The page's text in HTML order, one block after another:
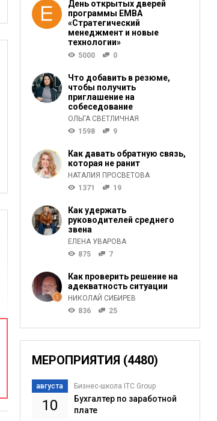
День открытых дверей
программы ЕМВА
«Стратегический
менеджмент и новые
технологии»
5000 0
Что добавить в резюме,
чтобы получить
приглашение на
собеседование
ОЛЬГА СВЕТЛИЧНАЯ
1598
9
Как давать обратную связь,
которая не ранит
НАТАЛИЯ ПРОСВЕТОВА
1371
19
Как удержать
руководителей среднего
звена
ЕЛЕНА УВАРОВА
875
7
Как проверить решение на
адекватность ситуации
НИКОЛАЙ СИБИРЕВ
836
25
МЕРОПРИЯТИЯ (4480)
августа
10
Бизнес-школа ITC Group
Бухгалтер по заработной
плате